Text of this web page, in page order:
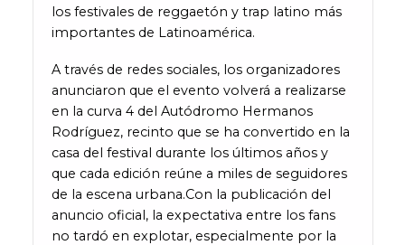
los festivales de reggaetón y trap latino más
importantes de Latinoamérica.
A través de redes sociales, los organizadores
anunciaron que el evento volverá a realizarse
en la curva 4 del Autódromo Hermanos
Rodríguez, recinto que se ha convertido en la
casa del festival durante los últimos años y
que cada edición reúne a miles de seguidores
de la escena urbana.Con la publicación del
anuncio oficial, la expectativa entre los fans
no tardó en explotar, especialmente por la